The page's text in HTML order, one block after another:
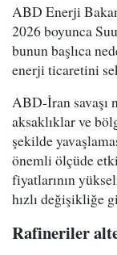
ABD Enerji
2026 boyunca
bunun başlıca
enerji ticaretini
ABD-İran savaşı
aksaklıklar ve
şekilde
önemli ölçüde
fiyatlarının
hızlı değişikliğe
Rafineriler